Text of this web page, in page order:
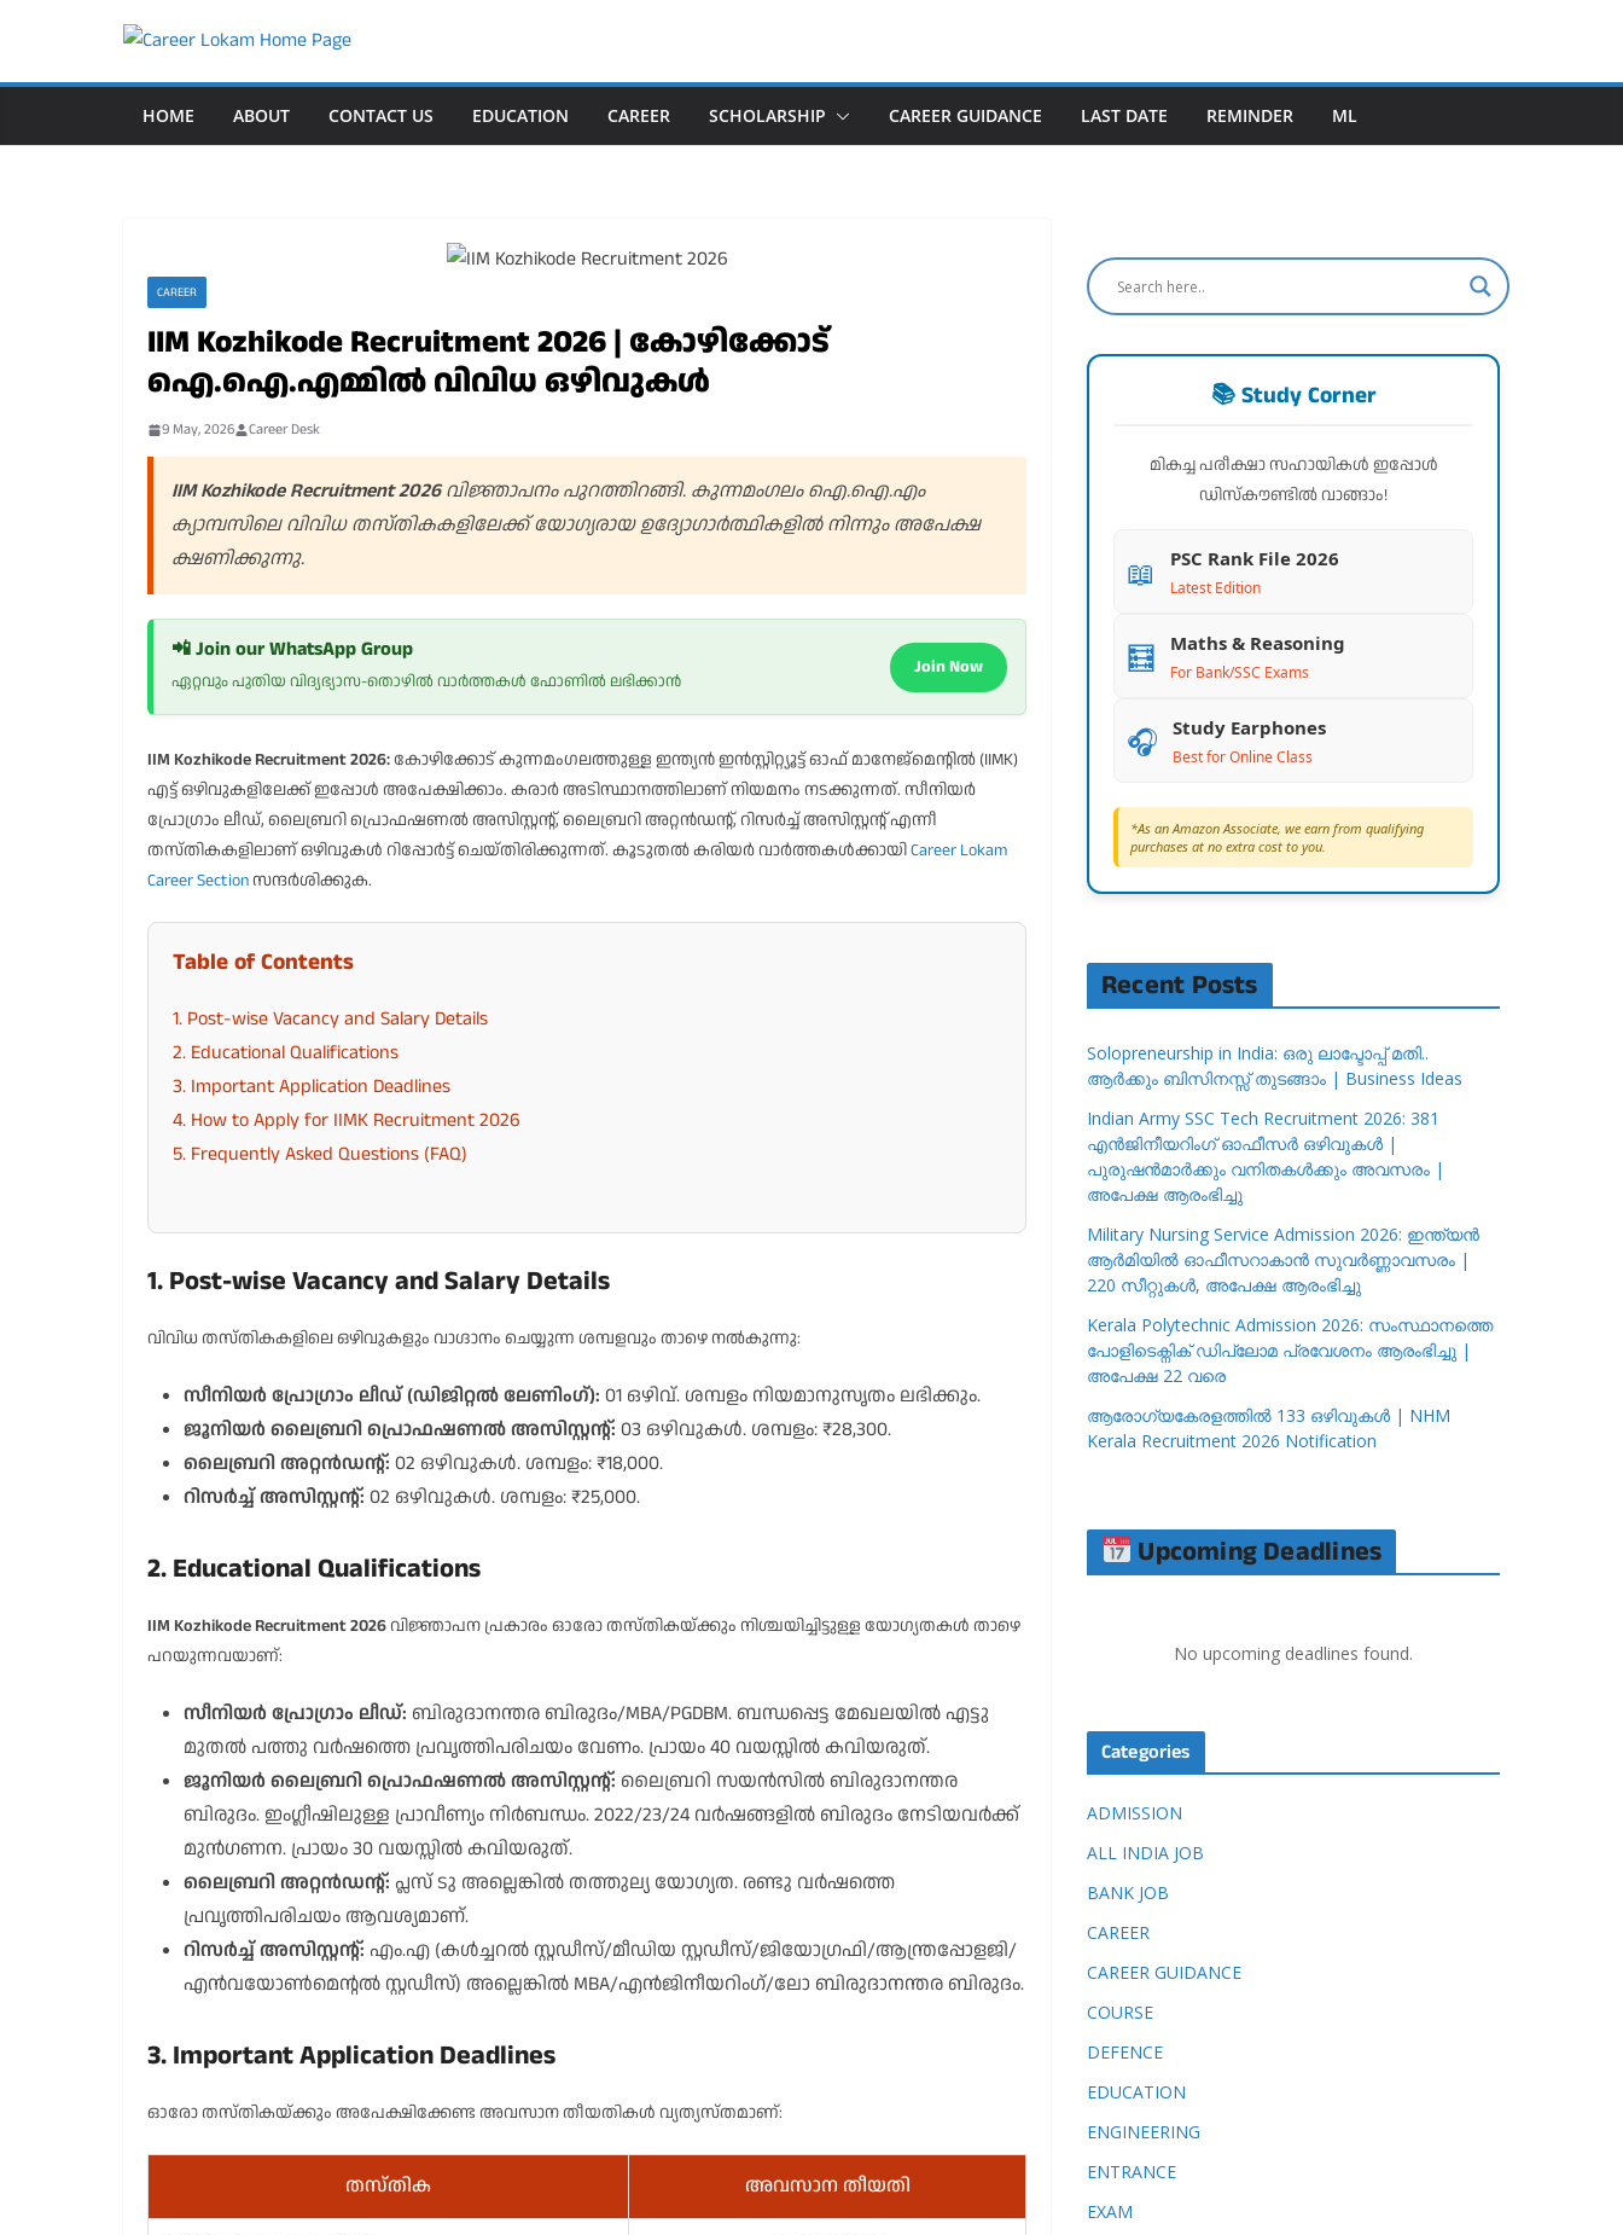
content
HOME ABOUT CONTACT US EDUCATION CAREER SCHOLARSHIP CAREER GUIDANCE LAST DATE REMINDER ML
CAREER
IIM Kozhikode Recruitment 2026 | കോഴിക്കോട്
ഐ.ഐ.എമ്മിൽ വിവിധ ഒഴിവുകൾ
9 May, 2026 Career Desk
IIM Kozhikode Recruitment 2026വിജ്ഞാപനം പുറത്തിറങ്ങി. കുന്നമംഗലം ഐ.ഐ.എം
ക്യാമ്പസിലെ വിവിധ തസ്തികകളിലേക്ക് യോഗ്യരായ ഉദ്യോഗാർത്ഥികളിൽ നിന്നും അപേക്ഷ
ക്ഷണിക്കുന്നു.
📲 Join our WhatsApp Group
ഏറ്റവും പുതിയ വിദ്യഭ്യാസ-തൊഴിൽ വാർത്തകൾ ഫോണിൽ ലഭിക്കാൻ
Join Now
IIM Kozhikode Recruitment 2026:കോഴിക്കോട് കുന്നമംഗലത്തുള്ള ഇന്ത്യൻ ഇൻസ്റ്റിറ്റ്യൂട്ട് ഓഫ് മാനേജ്‌മെന്റിൽ (IIMK)
എട്ട് ഒഴിവുകളിലേക്ക് ഇപ്പോൾ അപേക്ഷിക്കാം. കരാർ അടിസ്ഥാനത്തിലാണ് നിയമനം നടക്കുന്നത്. സീനിയർ
പ്രോഗ്രാം ലീഡ്, ലൈബ്രറി പ്രൊഫഷണൽ അസിസ്റ്റന്റ്, ലൈബ്രറി അറ്റൻഡന്റ്, റിസർച്ച് അസിസ്റ്റന്റ് എന്നീ
തസ്തികകളിലാണ് ഒഴിവുകൾ റിപ്പോർട്ട് ചെയ്തിരിക്കുന്നത്. കൂടുതൽ കരിയർ വാർത്തകൾക്കായിCareer Lokam
Career Sectionസന്ദർശിക്കുക.
Table of Contents
1. Post-wise Vacancy and Salary Details
2. Educational Qualifications
3. Important Application Deadlines
4. How to Apply for IIMK Recruitment 2026
5. Frequently Asked Questions (FAQ)
1. Post-wise Vacancy and Salary Details
വിവിധ തസ്തികകളിലെ ഒഴിവുകളും വാഗ്ദാനം ചെയ്യുന്ന ശമ്പളവും താഴെ നൽകുന്നു:
സീനിയർ പ്രോഗ്രാം ലീഡ് (ഡിജിറ്റൽ ലേണിംഗ്): 01 ഒഴിവ്. ശമ്പളം നിയമാനുസൃതം ലഭിക്കും.
ജൂനിയർ ലൈബ്രറി പ്രൊഫഷണൽ അസിസ്റ്റന്റ്: 03 ഒഴിവുകൾ. ശമ്പളം: ₹28,300.
ലൈബ്രറി അറ്റൻഡന്റ്: 02 ഒഴിവുകൾ. ശമ്പളം: ₹18,000.
റിസർച്ച് അസിസ്റ്റന്റ്: 02 ഒഴിവുകൾ. ശമ്പളം: ₹25,000.
2. Educational Qualifications
IIM Kozhikode Recruitment 2026 വിജ്ഞാപന പ്രകാരം ഓരോ തസ്തികയ്ക്കും നിശ്ചയിച്ചിട്ടുള്ള യോഗ്യതകൾ താഴെ
പറയുന്നവയാണ്:
സീനിയർ പ്രോഗ്രാം ലീഡ്: ബിരുദാനന്തര ബിരുദം/MBA/PGDBM. ബന്ധപ്പെട്ട മേഖലയിൽ എട്ടു
മുതൽ പത്തു വർഷത്തെ പ്രവൃത്തിപരിചയം വേണം. പ്രായം 40 വയസ്സിൽ കവിയരുത്.
ജൂനിയർ ലൈബ്രറി പ്രൊഫഷണൽ അസിസ്റ്റന്റ്: ലൈബ്രറി സയൻസിൽ ബിരുദാനന്തര
ബിരുദം. ഇംഗ്ലീഷിലുള്ള പ്രാവീണ്യം നിർബന്ധം. 2022/23/24 വർഷങ്ങളിൽ ബിരുദം നേടിയവർക്ക്
മുൻഗണന. പ്രായം 30 വയസ്സിൽ കവിയരുത്.
ലൈബ്രറി അറ്റൻഡന്റ്: പ്ലസ് ടു അല്ലെങ്കിൽ തത്തുല്യ യോഗ്യത. രണ്ടു വർഷത്തെ
പ്രവൃത്തിപരിചയം ആവശ്യമാണ്.
റിസർച്ച് അസിസ്റ്റന്റ്: എം.എ (കൾച്ചറൽ സ്റ്റഡീസ്/മീഡിയ സ്റ്റഡീസ്/ജിയോഗ്രഫി/ആന്ത്രപ്പോളജി/
എൻവയോൺമെന്റൽ സ്റ്റഡീസ്) അല്ലെങ്കിൽ MBA/എൻജിനീയറിംഗ്/ലോ ബിരുദാനന്തര ബിരുദം.
3. Important Application Deadlines
ഓരോ തസ്തികയ്ക്കും അപേക്ഷിക്കേണ്ട അവസാന തീയതികൾ വ്യത്യസ്തമാണ്:
തസ്തിക അവസാന തീയതി
📚 Study Corner
മികച്ച പരീക്ഷാ സഹായികൾ ഇപ്പോൾ
ഡിസ്കൗണ്ടിൽ വാങ്ങാം!
📖 PSC Rank File 2026
Latest Edition
🧮 Maths & Reasoning
For Bank/SSC Exams
🎧 Study Earphones
Best for Online Class
*As an Amazon Associate, we earn from qualifying
purchases at no extra cost to you.
Recent Posts
Solopreneurship in India: ഒരു ലാപ്ടോപ്പ് മതി..
ആർക്കും ബിസിനസ്സ് തുടങ്ങാം | Business Ideas
Indian Army SSC Tech Recruitment 2026: 381
എൻജിനീയറിംഗ് ഓഫീസർ ഒഴിവുകൾ |
പുരുഷൻമാർക്കും വനിതകൾക്കും അവസരം |
അപേക്ഷ ആരംഭിച്ചു
Military Nursing Service Admission 2026: ഇന്ത്യൻ
ആർമിയിൽ ഓഫീസറാകാൻ സുവർണ്ണാവസരം |
220 സീറ്റുകൾ, അപേക്ഷ ആരംഭിച്ചു
Kerala Polytechnic Admission 2026: സംസ്ഥാനത്തെ
പോളിടെക്നിക് ഡിപ്ലോമ പ്രവേശനം ആരംഭിച്ചു |
അപേക്ഷ 22 വരെ
ആരോഗ്യകേരളത്തിൽ 133 ഒഴിവുകൾ | NHM
Kerala Recruitment 2026 Notification
Upcoming Deadlines
No upcoming deadlines found.
Categories
ADMISSION
ALL INDIA JOB
BANK JOB
CAREER
CAREER GUIDANCE
COURSE
DEFENCE
EDUCATION
ENGINEERING
ENTRANCE
EXAM